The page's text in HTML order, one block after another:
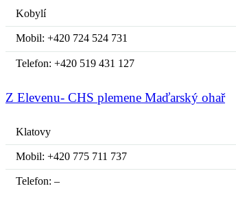
Kobylí
Mobil: +420 724 524 731
Telefon: +420 519 431 127
Z Elevenu- CHS plemene Maďarský ohař
Klatovy
Mobil: +420 775 711 737
Telefon: –